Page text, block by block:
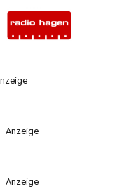
Anzeige
Anzeige